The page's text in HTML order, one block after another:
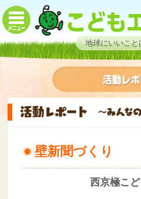
地球にいいこと
壁新聞づくり
西京極こ